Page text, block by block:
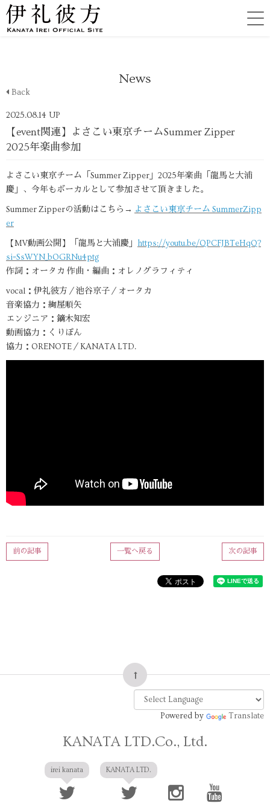
News
Back
2025.08.14 UP
【event関連】よさこい東京チームSummer Zipper
2025年楽曲参加
よさこい東京チーム「Summer Zipper」2025年楽曲「龍馬と大浦
慶」、今年もボーカルとして参加させて頂きました。
Summer Zipperの活動はこちら→ よさこい東京チーム SummerZipp
er
【MV動画公開】「龍馬と大浦慶」 https://youtu.be/QPCFJBTeHqQ?
si=SsWYN_bOGRNu4ptg
作詞：オータカ 作曲・編曲：オレノグラフィティ
vocal：伊礼彼方／池谷京子／オータカ
音楽協力：絢屋順矢
エンジニア：鏑木知宏
動画協力：くりぽん
協力：ORENOTE／KANATA LTD.
次の記事
一覧へ戻る
前の記事
Powered by Translate
KANATA LTD.Co., Ltd.
irei kanata KANATA LTD.